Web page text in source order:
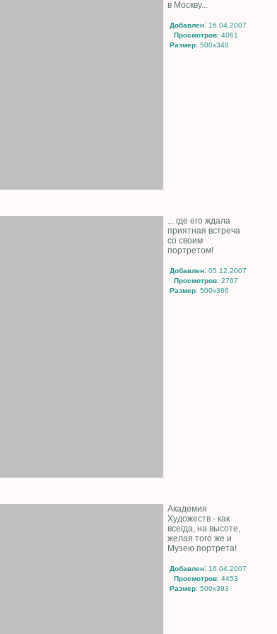
в Москву...
Добавлен: 16.04.2007
Просмотров: 4061
Размер: 500x348
... где его ждала
приятная встреча
со своим
портретом!
Добавлен: 05.12.2007
Просмотров: 2767
Размер: 500x366
Академия
Художеств - как
всегда, на высоте,
желая того же и
Музею портрета!
Добавлен: 16.04.2007
Просмотров: 4453
Размер: 500x393